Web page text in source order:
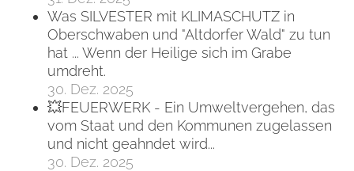
Was SILVESTER mit KLIMASCHUTZ in
Oberschwaben und "Altdorfer Wald" zu tun
hat ... Wenn der Heilige sich im Grabe
umdreht.
30. Dez. 2025
💥FEUERWERK - Ein Umweltvergehen, das
vom Staat und den Kommunen zugelassen
und nicht geahndet wird...
30. Dez. 2025